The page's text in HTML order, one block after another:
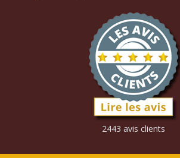
2443 avis clients